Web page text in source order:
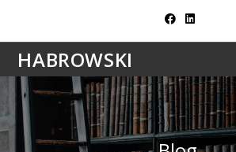
HABROWSKI